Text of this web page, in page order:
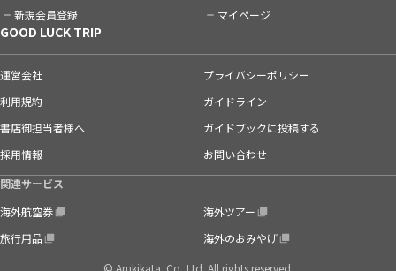
新規会員登録 マイページ
GOOD LUCK TRIP
運営会社
プライバシーポリシー
利用規約
ガイドライン
書店御担当者様へ
ガイドブックに投稿する
採用情報
お問い合わせ
関連サービス
海外航空券
海外ツアー
旅行用品
海外のおみやげ
© Arukikata. Co.,Ltd. All rights reserved.